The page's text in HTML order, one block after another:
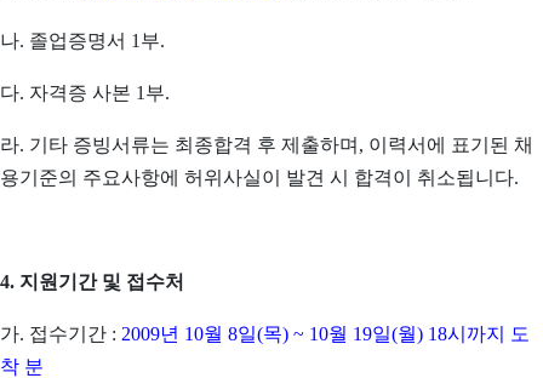
나. 졸업증명서 1부.
다. 자격증 사본 1부.
라. 기타 증빙서류는 최종합격 후 제출하며, 이력서에 표기된 채
용기준의 주요사항에 허위사실이 발견 시 합격이 취소됩니다.
4. 지원기간 및 접수처
가. 접수기간 : 2009년 10월 8일(목) ~ 10월 19일(월) 18시까지 도
착 분